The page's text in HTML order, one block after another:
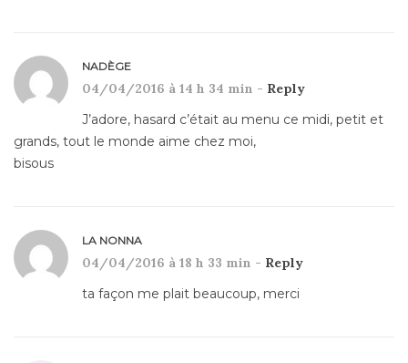
NADÈGE
04/04/2016 à 14 h 34 min - Reply
J’adore, hasard c’était au menu ce midi, petit et
grands, tout le monde aime chez moi,
bisous
LA NONNA
04/04/2016 à 18 h 33 min - Reply
ta façon me plait beaucoup, merci